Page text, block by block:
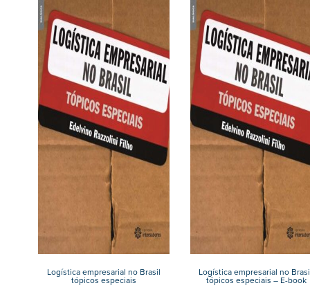
Logística empresarial no Brasil
tópicos especiais
Logística empresarial no
tópicos especiais – E-book